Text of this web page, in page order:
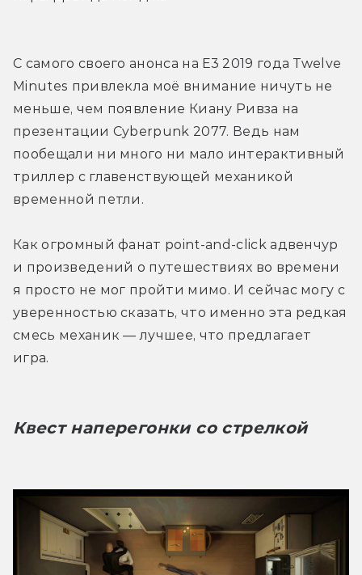
С самого своего анонса на Е3 2019 года Twelve
Minutes привлекла моё внимание ничуть не
меньше, чем появление Киану Ривза на
презентации Cyberpunk 2077. Ведь нам
пообещали ни много ни мало интерактивный
триллер с главенствующей механикой
временной петли.
Как огромный фанат point-and-click адвенчур
и произведений о путешествиях во времени
я просто не мог пройти мимо. И сейчас могу с
уверенностью сказать, что именно эта редкая
смесь механик — лучшее, что предлагает
игра.
Квест наперегонки со стрелкой